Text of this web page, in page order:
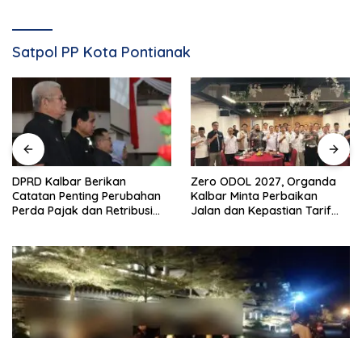
Satpol PP Kota Pontianak
DPRD Kalbar Berikan
Catatan Penting Perubahan
Perda Pajak dan Retribusi
Zero ODOL 2027, Organda
Kalbar Minta Perbaikan
Jalan dan Kepastian Tarif